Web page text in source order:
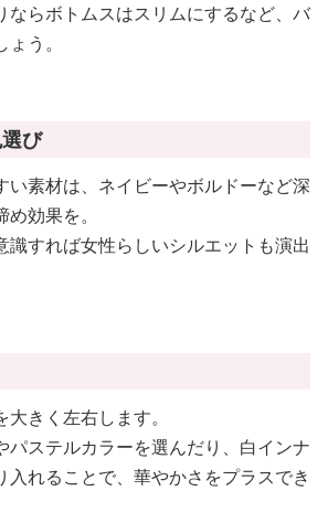
ならボトムスはスリムにするなど、バ
う。
び
い素材は、ネイビーやボルドーなど深
効果を。
識すれば女性らしいシルエットも演出
きく左右します。
パステルカラーを選んだり、白インナ
入れることで、華やかさをプラスでき